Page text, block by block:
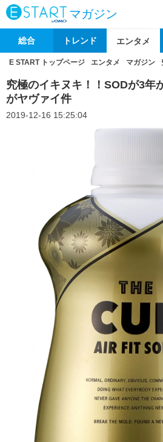
マガジン
総合 トレンド エンタメ
E START トップページ エンタメ マガジン
究極のイキヌキ！！SODが3年
がヤヴァイ件
2019-12-16 15:25:04